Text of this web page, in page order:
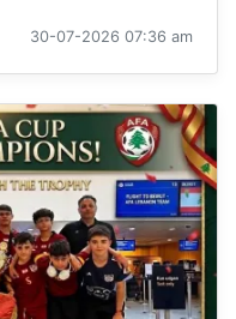
30-07-2026 07:36 am